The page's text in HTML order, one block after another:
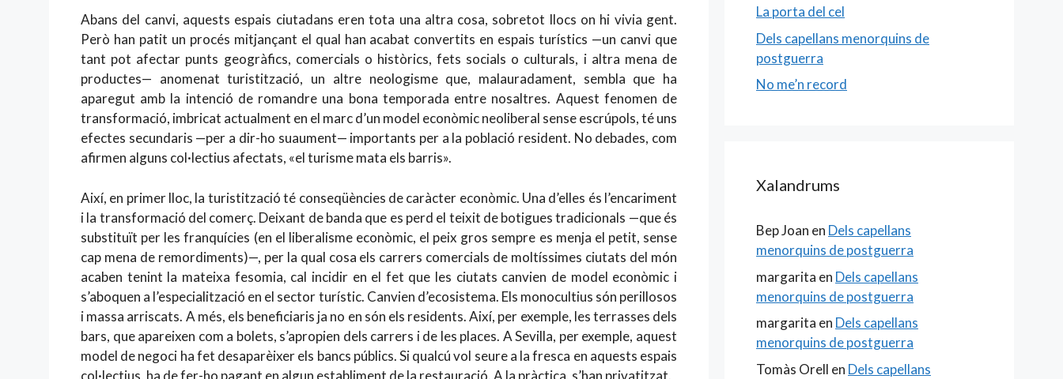
Abans del canvi, aquests espais ciutadans eren tota una altra cosa, sobretot llocs on hi vivia gent.
Però han patit un procés mitjançant el qual han acabat convertits en espais turístics —un canvi que
tant pot afectar punts geogràfics, comercials o històrics, fets socials o culturals, i altra mena de
productes— anomenat turistització, un altre neologisme que, malauradament, sembla que ha
aparegut amb la intenció de romandre una bona temporada entre nosaltres. Aquest fenomen de
transformació, imbricat actualment en el marc d’un model econòmic neoliberal sense escrúpols, té uns
efectes secundaris —per a dir-ho suaument— importants per a la població resident. No debades, com
afirmen alguns col·lectius afectats, «el turisme mata els barris».
Així, en primer lloc, la turistització té conseqüències de caràcter econòmic. Una d’elles és l’encariment
i la transformació del comerç. Deixant de banda que es perd el teixit de botigues tradicionals —que és
substituït per les franquícies (en el liberalisme econòmic, el peix gros sempre es menja el petit, sense
cap mena de remordiments)—, per la qual cosa els carrers comercials de moltíssimes ciutats del món
acaben tenint la mateixa fesomia, cal incidir en el fet que les ciutats canvien de model econòmic i
s’aboquen a l’especialització en el sector turístic. Canvien d’ecosistema. Els monocultius són perillosos
i massa arriscats. A més, els beneficiaris ja no en són els residents. Així, per exemple, les terrasses dels
bars, que apareixen com a bolets, s’apropien dels carrers i de les places. A Sevilla, per exemple, aquest
model de negoci ha fet desaparèixer els bancs públics. Si qualcú vol seure a la fresca en aquests espais
col·lectius, ha de fer-ho pagant en algun establiment de la restauració. A la pràctica, s’han privatitzat.
La porta del cel
Dels capellans menorquins de
postguerra
No me’n record
Xalandrums
Bep Joan en Dels capellans
menorquins de postguerra
margarita en Dels capellans
menorquins de postguerra
margarita en Dels capellans
menorquins de postguerra
Tomàs Orell en Dels capellans